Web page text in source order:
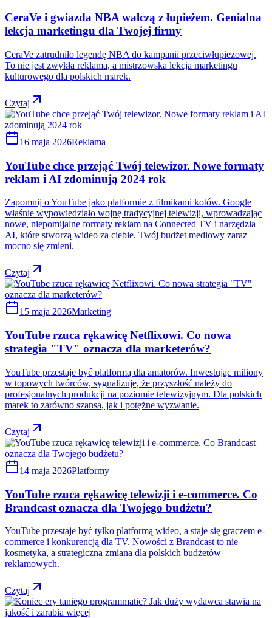
CeraVe i gwiazda NBA walczą z łupieżem. Genialna
lekcja marketingu dla Twojej firmy
CeraVe zatrudniło legendę NBA do kampanii przeciwłupieżowej.
To nie jest zwykła reklama, a mistrzowska lekcja marketingu
kulturowego dla polskich marek.
Czytaj
16 maja 2026Reklama
YouTube chce przejąć Twój telewizor. Nowe formaty
reklam i AI zdominują 2024 rok
Zapomnij o YouTube jako platformie z filmikami kotów. Google
właśnie wypowiedziało wojnę tradycyjnej telewizji, wprowadzając
nowe, niepomijalne formaty reklam na Connected TV i narzędzia
AI, które stworzą wideo za ciebie. Twój budżet mediowy zaraz
mocno się zmieni.
Czytaj
15 maja 2026Marketing
YouTube rzuca rękawicę Netflixowi. Co nowa
strategia "TV" oznacza dla marketerów?
YouTube przestaje być platformą dla amatorów. Inwestując miliony
w topowych twórców, sygnalizuje, że przyszłość należy do
profesjonalnych produkcji na poziomie telewizyjnym. Dla polskich
marek to zarówno szansa, jak i potężne wyzwanie.
Czytaj
14 maja 2026Platformy
YouTube rzuca rękawicę telewizji i e-commerce. Co
Brandcast oznacza dla Twojego budżetu?
YouTube przestaje być tylko platformą wideo, a staje się graczem e-
commerce i konkurencją dla TV. Nowości z Brandcast to nie
kosmetyka, a strategiczna zmiana dla polskich budżetów
reklamowych.
Czytaj